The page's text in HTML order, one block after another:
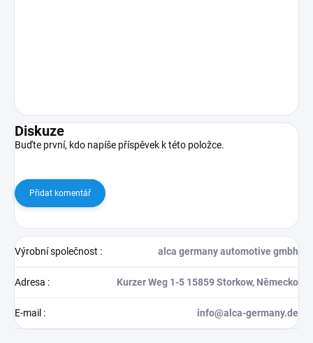
Diskuze
Buďte první, kdo napíše příspěvek k této položce.
Přidat komentář
Výrobní společnost : alca germany automotive gmbh
Adresa : Kurzer Weg 1-5 15859 Storkow, Německo
E-mail : info@alca-germany.de